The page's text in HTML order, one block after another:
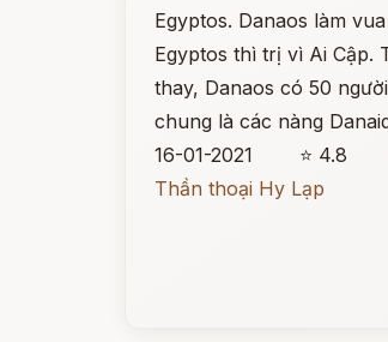
Egyptos. Danaos làm
Egyptos thì trị vì Ai Cập.
thay, Danaos có 50
chung là các nàng
16-01-2021
⭐ 4.8
Thần thoại Hy Lạp